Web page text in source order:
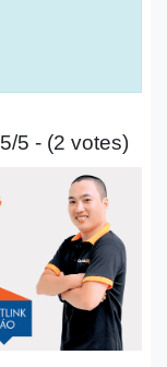
5/5 - (2 votes)